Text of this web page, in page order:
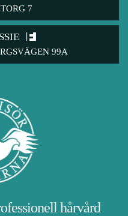
7
99A
hårvård